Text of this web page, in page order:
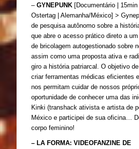
– GYNEPUNK [Documentário |
Ostertag | Alemanha/México] >
de pesquisa autônomo sobre a
que abre o acesso prático direto a
de bricolagem autogestionado sobre
assim como uma proposta ativa e
giro a história patriarcal. O objetivo
criar ferramentas médicas eficientes
nos permitam cuidar de nossos
oportunidade de conhecer uma das
Kinki (transhack ativista e artista de
México e participei de sua oficina…
corpo feminino!
– LA FORMA: VIDEOFANZINE DE